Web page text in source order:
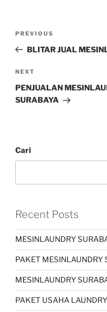
PREVIOUS
BLITAR JUAL
NEXT
PENJUALAN
SURABAYA
Cari
Recent Posts
MESINLAUNDRY
PAKET MESINLAUNDRY
MESINLAUNDRY
PAKET USAHA